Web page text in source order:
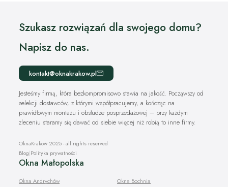
Szukasz rozwiązań dla swojego domu?
Napisz do nas.
kontakt@oknakrakow.pl
Jesteśmy firmą, która bezkompromisowo stawia na jakość. Począwszy od
selekcji dostawców, z którymi współpracujemy, a kończąc na
prawidłowym montażu i obsłudze posprzedażowej – przy każdym
zleceniu staramy się dawać od siebie więcej niż robią to inne firmy.
OknaKrakow 2025 - all rights reserved
Blog Polityka prywatności
Okna Małopolska
Okna Andrychów Okna Bochnia